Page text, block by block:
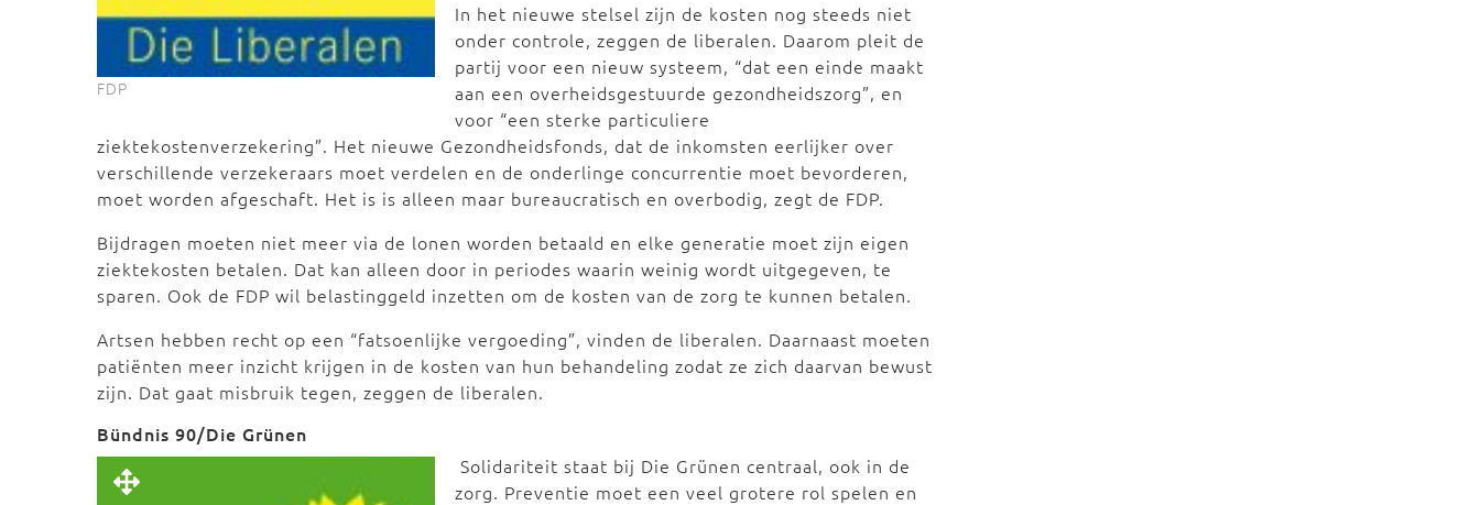
FDP
In het nieuwe stelsel zijn de kosten nog steeds niet
onder controle, zeggen de liberalen. Daarom pleit de
partij voor een nieuw systeem, “dat een einde maakt
aan een overheidsgestuurde gezondheidszorg”, en
voor “een sterke particuliere
ziektekostenverzekering”. Het nieuwe Gezondheidsfonds, dat de inkomsten eerlijker over
verschillende verzekeraars moet verdelen en de onderlinge concurrentie moet bevorderen,
moet worden afgeschaft. Het is is alleen maar bureaucratisch en overbodig, zegt de FDP.
Bijdragen moeten niet meer via de lonen worden betaald en elke generatie moet zijn eigen
ziektekosten betalen. Dat kan alleen door in periodes waarin weinig wordt uitgegeven, te
sparen. Ook de FDP wil belastinggeld inzetten om de kosten van de zorg te kunnen betalen.
Artsen hebben recht op een “fatsoenlijke vergoeding”, vinden de liberalen. Daarnaast moeten
patiënten meer inzicht krijgen in de kosten van hun behandeling zodat ze zich daarvan bewust
zijn. Dat gaat misbruik tegen, zeggen de liberalen.
Bündnis 90/Die Grünen
Solidariteit staat bij Die Grünen centraal, ook in de
zorg. Preventie moet een veel grotere rol spelen en